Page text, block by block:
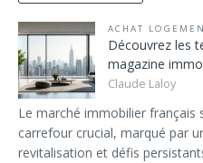
ACHAT
Découvrez les
magazine
Claude Laloy
Le marché immobilier français
carrefour crucial, marqué par
revitalisation et défis